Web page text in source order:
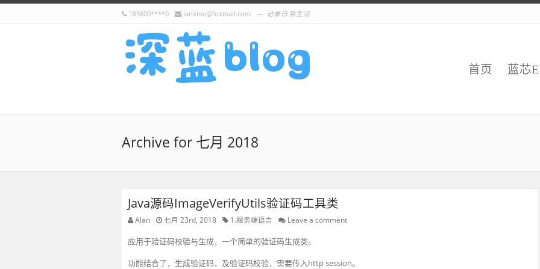
185800****0 lanxine@foxmail.com 记录日常生活
首页 蓝芯
Archive for 七月 2018
Java源码ImageVerifyUtils验证码工具类
Alan 七月 23rd, 2018 1.服务端语言 Leave a comment
应用于验证码校验与生成，一个简单的验证码生成类。
功能结合了，生成验证码，及验证码校验，需要传入http session。